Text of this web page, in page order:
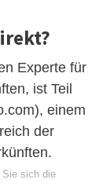
Experte für
ist Teil
einem
der
Sie sich die